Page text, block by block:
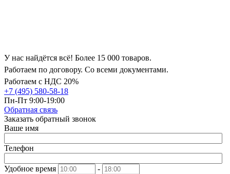
У нас найдётся всё! Более 15 000 товаров.
Работаем по договору. Со всеми документами.
Работаем с НДС 20%
+7 (495) 580-58-18
Пн-Пт 9:00-19:00
Обратная связь
Заказать обратный звонок
Ваше имя
Телефон
Удобное время
-